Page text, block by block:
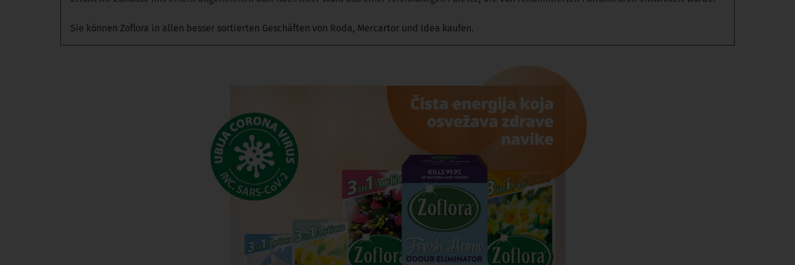
Sie können Zoflora in allen besser sortierten Geschäften von Roda, Mercartor und Idea kaufen.